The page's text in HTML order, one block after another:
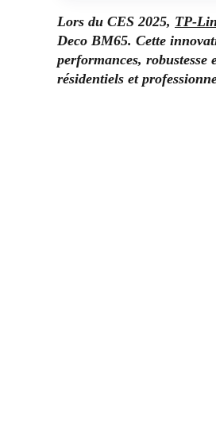
Lors du CES 2025, TP-
Deco BM65. Cette
performances,
résidentiels et